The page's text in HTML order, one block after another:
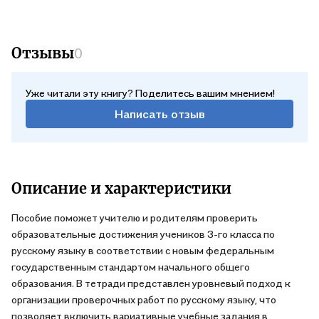
Отзывы0
Уже читали эту книгу? Поделитесь вашим мнением!
Написать отзыв
Описание и характеристики
Пособие поможет учителю и родителям проверить
образовательные достижения учеников 3-го класса по
русскому языку в соответствии с новым федеральным
государственным стандартом начального общего
образования. В тетради представлен уровневый подход к
организации проверочных работ по русскому языку, что
позволяет включить вариативные учебные задания в